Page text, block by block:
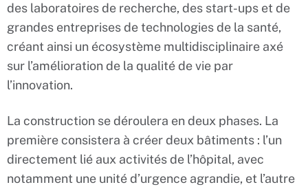
des laboratoires de recherche, des start-ups et de
grandes entreprises de technologies de la santé,
créant ainsi un écosystème multidisciplinaire axé
sur l’amélioration de la qualité de vie par
l’innovation.
La construction se déroulera en deux phases. La
première consistera à créer deux bâtiments : l’un
directement lié aux activités de l’hôpital, avec
notamment une unité d’urgence agrandie, et l’autre